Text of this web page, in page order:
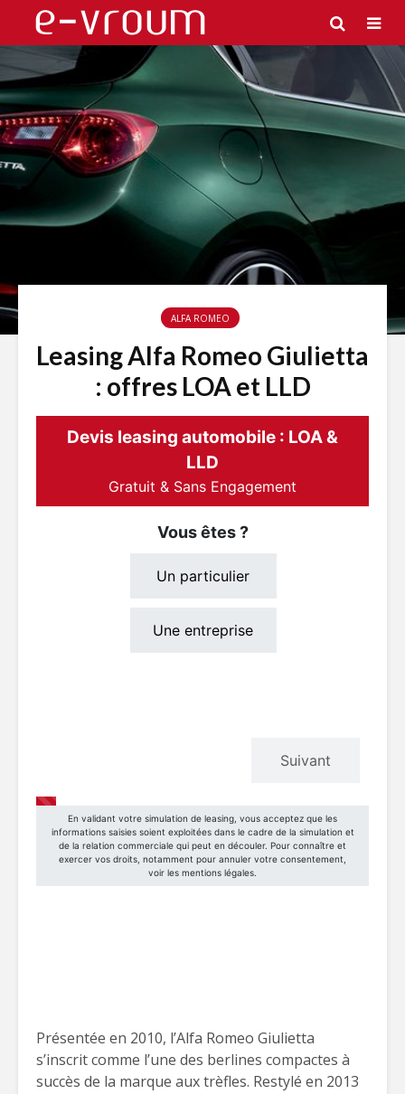
ALFA ROMEO
Leasing Alfa Romeo Giulietta
: offres LOA et LLD
Présentée en 2010, l’Alfa Romeo Giulietta
s’inscrit comme l’une des berlines compactes à
succès de la marque aux trèfles. Restylé en 2013